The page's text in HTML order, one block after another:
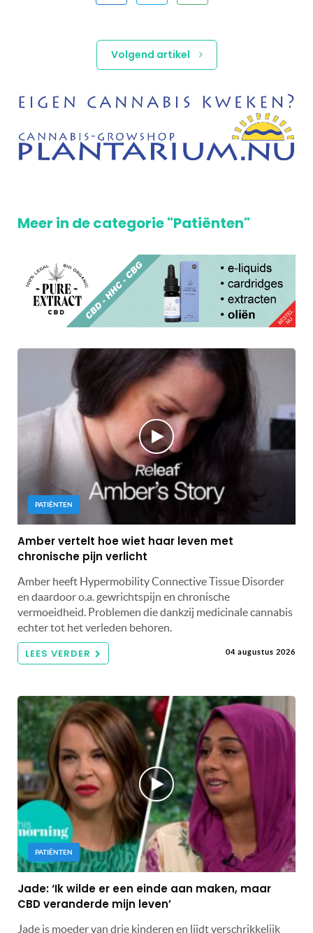
Volgend artikel
Meer in de categorie "Patiënten"
PATIËNTEN
Amber vertelt hoe wiet haar leven met
chronische pijn verlicht
Amber heeft Hypermobility Connective Tissue Disorder
en daardoor o.a. gewrichtspijn en chronische
vermoeidheid. Problemen die dankzij medicinale cannabis
echter tot het verleden behoren.
LEES VERDER 04 augustus 2026
PATIËNTEN
Jade: ‘Ik wilde er een einde aan maken, maar
CBD veranderde mijn leven’
Jade is moeder van drie kinderen en lijdt verschrikkelijk